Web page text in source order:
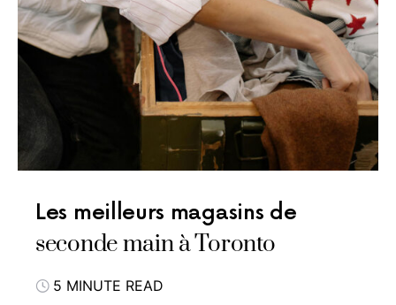
Les meilleurs magasins de
seconde main à Toronto
5 MINUTE READ